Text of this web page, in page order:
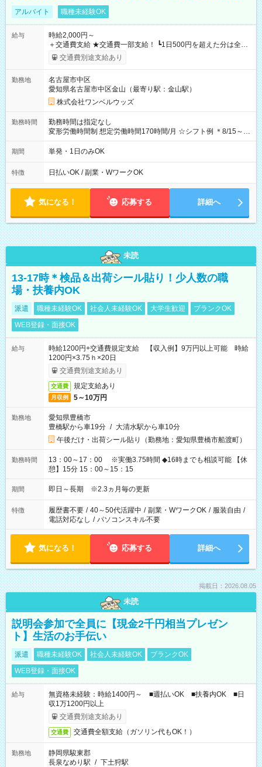
アルバイト 職種未経験OK
給与
時給2,000円～
＋交通費支給 ★交通費一部支給！ ┗1日500円を超えた分は全額
支給！ ※往復500円以内の方は自己負担となります ★日払い
OK！（規定あり） ┗働いたその日に現金GET♪ お仕事後はコン
期間なし
交通費別途支給あり
勤務地
名古屋市中区
愛知県名古屋市中区金山（最寄り駅：金山駅）
株式会社ワンベルウッズ
勤務時間
勤務時間は指定なし
変形労働時間制 想定労働時間170時間/月 ☆シフト例 ＊8/15～
10/26 全日共通 08：00～12：00 17：00～21：00 ＊8/31
～9/19のみ下記シフトもあります！ 12：00～16：00 ＊9/6～
00
期間 単発・1日のみOK
特徴 日払いOK / 副業・WワークOK
気になる！ 応募する 詳細へ
未読
13-17時＊検品＆出荷シール貼り！少人数の職
場・扶養内OK
派遣 職種未経験OK 社会人未経験OK 大学生歓迎
ブランクOK
WEB登録・面接OK
給与
時給1200円+交通費規定支給 【収入例】9万円以上可能 時給
1200円×3.75ｈ×20日
交通費別途支給あり
交通費 規定支給あり
月収例 5～10万円
勤務地
愛知県豊橋市
豊橋駅から車19分 / 大清水駅から車10分
午後だけ・出荷シール貼り（勤務地：愛知県豊橋市船渡町）
勤務時間
13：00～17：00 ※実働3.75時間 ◆16時までも相談可能 【休
憩】15分 15：00～15：15
期間 即日～長期 ※2.3ヵ月毎の更新
特徴 履歴書不要 / 40～50代活躍中 / 副業・WワークOK / 服装自由 /
電話対応なし / パソコンスキル不要
気になる！ 応募する 詳細へ
掲載日：2026.08.05
未読
説明会参加で全員に【現金2千円相当プレゼン
ト】生活のお手伝い
派遣 職種未経験OK 社会人未経験OK
ブランクOK
WEB登録・面接OK
給与
無資格未経験：時給1400円～ ■週払いOK ■扶養内OK ■日
収1万1200円以上
交通費別途支給あり
交通費 交通費全額支給（ガソリン代もOK！）
勤務地
静岡県駿東郡
長泉なめり駅 / 下土狩駅